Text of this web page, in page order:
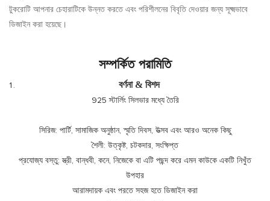
টুকরোটি আপনার চেহারাটিকে উন্নত করতে এবং পরিশীলনের বিবৃতি দেওয়ার জন্য সূক্ষ্মভাবে
ডিজাইন করা হয়েছে।
সম্পর্কিত পরামিতি
বর্ণনা & বিশদ
925 স্টার্লিং সিলভার মধ্যে তৈরি
সিরিজ: পার্টি, সামাজিক অনুষ্ঠান, স্মৃতি দিবস, উত্সব এবং আরও অনেক কিছু
শৈলী: উত্কৃষ্ট, চটকদার, সংক্ষিপ্ত
প্রযোজ্য বস্তু: স্ত্রী, বান্ধবী, কনে, নিজেকে বা এটি পছন্দ করে এমন কাউকে একটি নিখুঁত
উপহার
আরামদায়ক এবং পরতে সহজ হতে ডিজাইন করা